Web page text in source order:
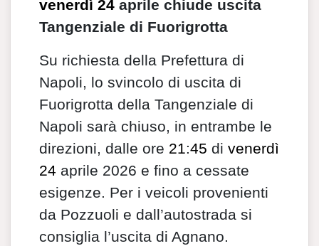
venerdì 24 aprile chiude uscita
Tangenziale di Fuorigrotta
Su richiesta della Prefettura di
Napoli, lo svincolo di uscita di
Fuorigrotta della Tangenziale di
Napoli sarà chiuso, in entrambe le
direzioni, dalle ore 21:45 di venerdì
24 aprile 2026 e fino a cessate
esigenze. Per i veicoli provenienti
da Pozzuoli e dall’autostrada si
consiglia l’uscita di Agnano.